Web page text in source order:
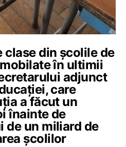
clase din școlile de
în ultimii
adjunct
care
a făcut un
înainte de
de un miliard de
școlilor